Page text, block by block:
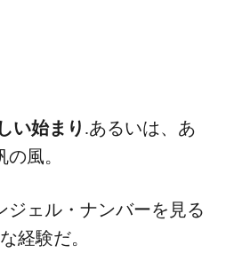
い始まり .あるいは、あ
風。
ジェル・ナンバーを見る
経験だ。